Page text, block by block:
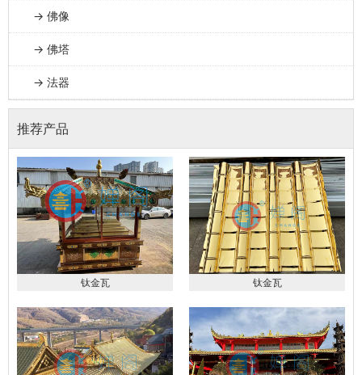
→ 佛像
→ 佛塔
→ 法器
推荐产品
钛金瓦 钛金瓦